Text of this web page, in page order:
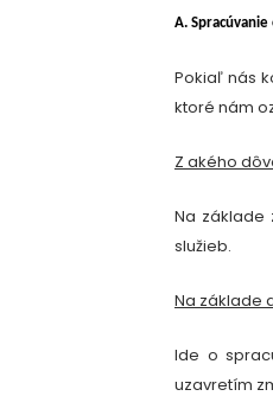
A.
Pokiaľ nás
ktoré nám
Z akého
Na základe
služieb.
Na základe
Ide o
uzavretím